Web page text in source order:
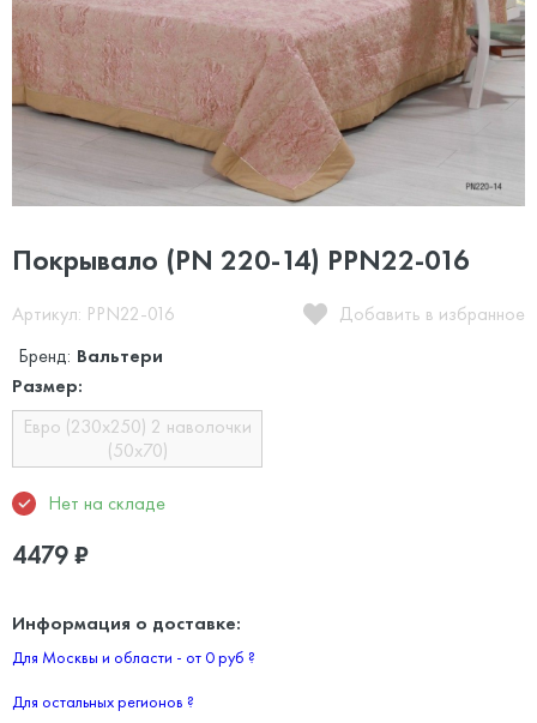
Покрывало (PN 220-14) PPN22-016
Артикул: PPN22-016
Добавить в избранное
Бренд: Вальтери
Размер:
Евро (230х250) 2 наволочки
(50х70)
Нет на складе
4479₽
Информация о доставке:
Для Москвы и области - от 0 руб ?
Для остальных регионов ?